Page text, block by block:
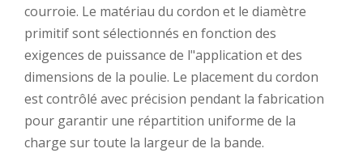
courroie. Le matériau du cordon et le diamètre
primitif sont sélectionnés en fonction des
exigences de puissance de l"application et des
dimensions de la poulie. Le placement du cordon
est contrôlé avec précision pendant la fabrication
pour garantir une répartition uniforme de la
charge sur toute la largeur de la bande.